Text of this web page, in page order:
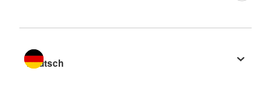
Sprache wechseln zu